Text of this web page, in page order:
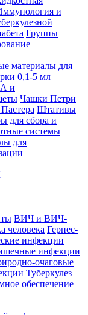
и
Группы
материалы для
0,1-5 мл
и
Чашки Петри
Штативы
для сбора и
системы
для
ВИЧ и ВИЧ-
человека Герпес-
инфекции
инфекции
очаговые
Туберкулез
обеспечение